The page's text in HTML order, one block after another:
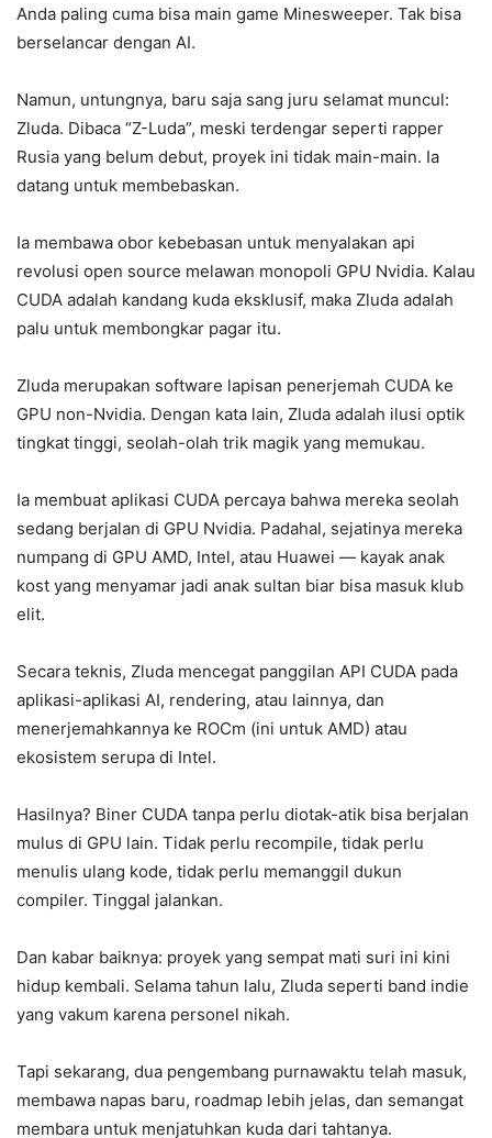
Anda paling cuma bisa main game Minesweeper. Tak bisa
berselancar dengan AI.
Namun, untungnya, baru saja sang juru selamat muncul:
Zluda. Dibaca “Z-Luda”, meski terdengar seperti rapper
Rusia yang belum debut, proyek ini tidak main-main. Ia
datang untuk membebaskan.
Ia membawa obor kebebasan untuk menyalakan api
revolusi open source melawan monopoli GPU Nvidia. Kalau
CUDA adalah kandang kuda eksklusif, maka Zluda adalah
palu untuk membongkar pagar itu.
Zluda merupakan software lapisan penerjemah CUDA ke
GPU non-Nvidia. Dengan kata lain, Zluda adalah ilusi optik
tingkat tinggi, seolah-olah trik magik yang memukau.
Ia membuat aplikasi CUDA percaya bahwa mereka seolah
sedang berjalan di GPU Nvidia. Padahal, sejatinya mereka
numpang di GPU AMD, Intel, atau Huawei — kayak anak
kost yang menyamar jadi anak sultan biar bisa masuk klub
elit.
Secara teknis, Zluda mencegat panggilan API CUDA pada
aplikasi-aplikasi AI, rendering, atau lainnya, dan
menerjemahkannya ke ROCm (ini untuk AMD) atau
ekosistem serupa di Intel.
Hasilnya? Biner CUDA tanpa perlu diotak-atik bisa berjalan
mulus di GPU lain. Tidak perlu recompile, tidak perlu
menulis ulang kode, tidak perlu memanggil dukun
compiler. Tinggal jalankan.
Dan kabar baiknya: proyek yang sempat mati suri ini kini
hidup kembali. Selama tahun lalu, Zluda seperti band indie
yang vakum karena personel nikah.
Tapi sekarang, dua pengembang purnawaktu telah masuk,
membawa napas baru, roadmap lebih jelas, dan semangat
membara untuk menjatuhkan kuda dari tahtanya.